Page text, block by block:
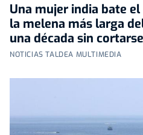
Una mujer india bate
la melena más larga
una década sin
NOTICIAS TALDEA MULTIMEDIA